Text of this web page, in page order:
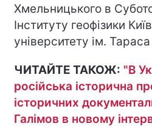
Хмельницького в
Інституту геофізики
університету ім.
ЧИТАЙТЕ ТАКОЖ: "В
російська історична
історичних
Галімов в новому